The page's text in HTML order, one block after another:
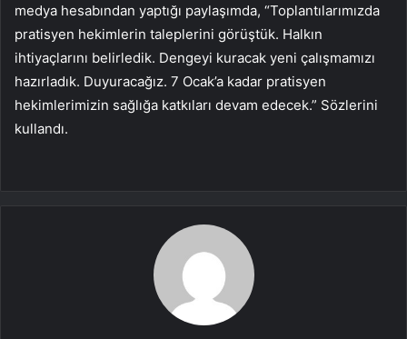
medya hesabından yaptığı paylaşımda, “Toplantılarımızda
pratisyen hekimlerin taleplerini görüştük. Halkın
ihtiyaçlarını belirledik. Dengeyi kuracak yeni çalışmamızı
hazırladık. Duyuracağız. 7 Ocak’a kadar pratisyen
hekimlerimizin sağlığa katkıları devam edecek.” Sözlerini
kullandı.